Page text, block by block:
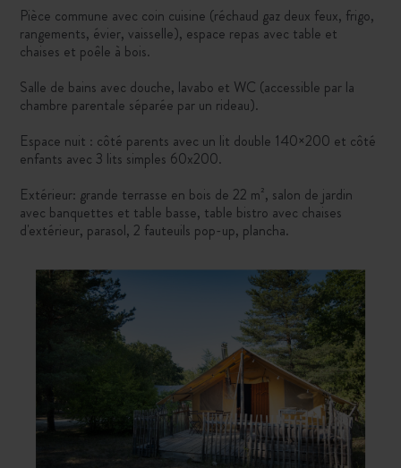
Pièce commune avec coin cuisine (réchaud gaz deux feux, frigo,
rangements, évier, vaisselle), espace repas avec table et
chaises et poêle à bois.
Salle de bains avec douche, lavabo et WC (accessible par la
chambre parentale séparée par un rideau).
Espace nuit : côté parents avec un lit double 140×200 et côté
enfants avec 3 lits simples 60x200.
Extérieur: grande terrasse en bois de 22 m², salon de jardin
avec banquettes et table basse, table bistro avec chaises
d'extérieur, parasol, 2 fauteuils pop-up, plancha.